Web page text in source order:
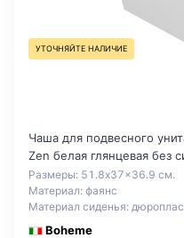
УТОЧНЯЙТЕ НАЛИЧИЕ
Чаша для подвесного
Zen белая глянцевая без
Размеры: 51.8x37x36.9 см.
Материал: фаянс
Материал сиденья:
Boheme